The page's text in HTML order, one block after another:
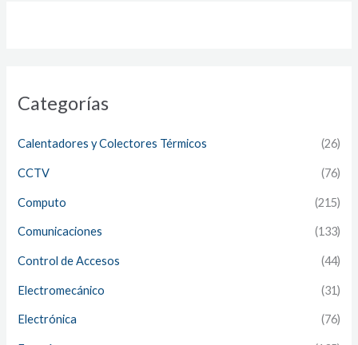
Categorías
Calentadores y Colectores Térmicos (26)
CCTV (76)
Computo (215)
Comunicaciones (133)
Control de Accesos (44)
Electromecánico (31)
Electrónica (76)